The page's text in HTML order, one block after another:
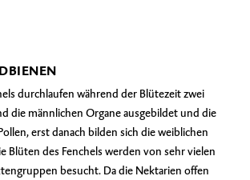
durchlaufen während der Blütezeit zwei
die männlichen Organe ausgebildet und die
erst danach bilden sich die weiblichen
Blüten des Fenchels werden von sehr vielen
besucht. Da die Nektarien offen